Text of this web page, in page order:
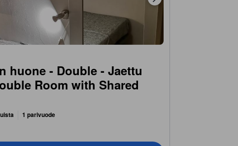
huone - Double - Jaettu
Room with Shared
1 parivuode